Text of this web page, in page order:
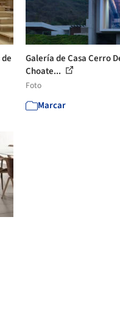
Galería de Casa Cerro
Choate...
Foto
Marcar